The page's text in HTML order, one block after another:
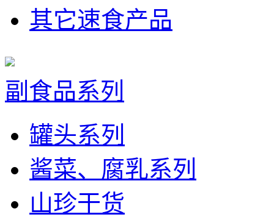
其它速食产品
副食品系列
罐头系列
酱菜、腐乳系列
山珍干货